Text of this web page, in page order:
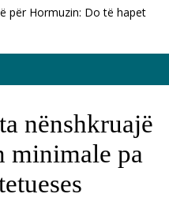
për Hormuzin: Do të hapet
nënshkruajë
minimale pa